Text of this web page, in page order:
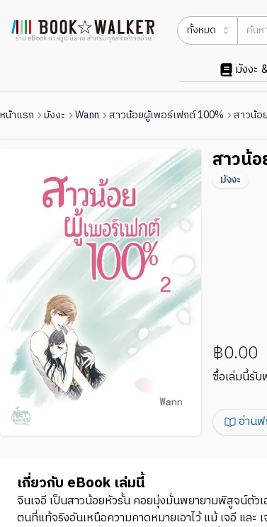
ร้าน eBook การ์ตูน นิยาย สำหรับทุกสไตล์การอ่าน
ทั้งหมด
มังงะ
หน้าแรก มังงะ Wann สาวน้อยผู้เพอร์เฟกต์ 100% สาวน้อ
สาวน้
มังงะ
฿0.00
ซื้อเล่มนี้รั
อ่าน
เกี่ยวกับ eBook เล่มนี้
จินเจอี เป็นสาวน้อยหัวรั้น คอยมุ่งมั่นพยายามพิสูจน์ตัวเ
ตนที่แท้จริงอันเหนือความคาดหมายเอาไว้ แม้ เจอี แล